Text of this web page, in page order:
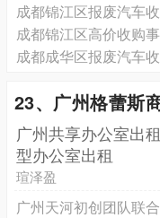
成都锦江区报废汽车
成都锦江区高价收购
成都成华区报废汽车
23、广州格蕾斯
广州共享办公室出
型办公室出租
瑄泽盈